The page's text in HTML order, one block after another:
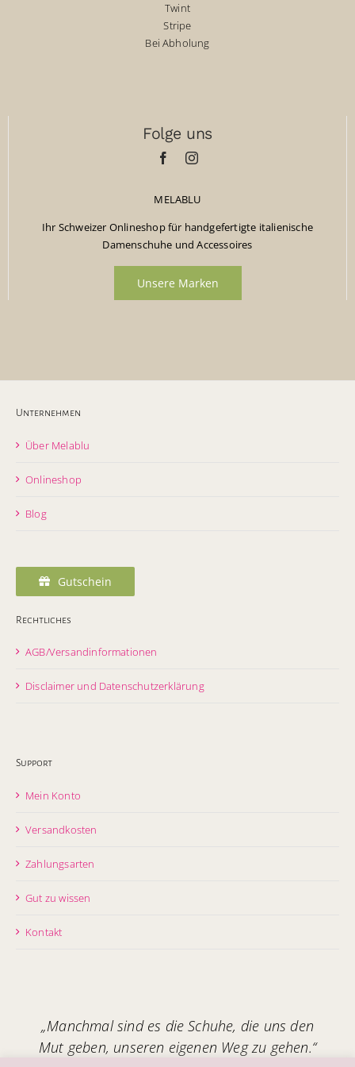
Twint
Stripe
Bei Abholung
Folge uns
MELABLU
Ihr Schweizer Onlineshop für handgefertigte italienische
Damenschuhe und Accessoires
Unsere Marken
Unternehmen
Über Melablu
Onlineshop
Blog
Gutschein
Rechtliches
AGB/Versandinformationen
Disclaimer und Datenschutzerklärung
Support
Mein Konto
Versandkosten
Zahlungsarten
Gut zu wissen
Kontakt
„Manchmal sind es die Schuhe, die uns den
Mut geben, unseren eigenen Weg zu gehen.“